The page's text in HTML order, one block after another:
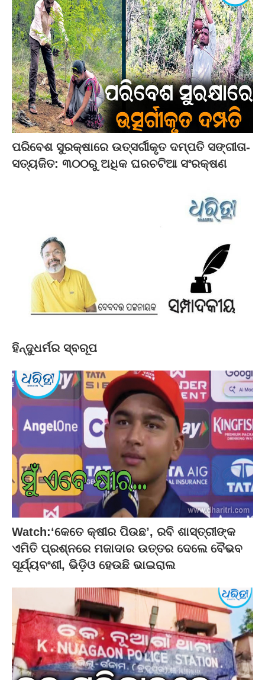
ପରିବେଶ ସୁରକ୍ଷାରେ ଉତ୍ସର୍ଗୀକୃତ ଦମ୍ପତି ସଙ୍ଗୀତା-
ସତ୍ୟଜିତ: ୩୦୦ରୁ ଅଧିକ ଘରଚଟିଆ ସଂରକ୍ଷଣ
ହିନ୍ଦୁଧର୍ମର ସ୍ବରୂପ
Watch:‘କେତେ କ୍ଷୀର ପିଉଛ’, ରବି ଶାସ୍ତ୍ରୀଙ୍କ
ଏମିତି ପ୍ରଶ୍ନରେ ମଜାଦାର ଉତ୍ତର ଦେଲେ ବୈଭବ
ସୂର୍ଯ୍ୟବଂଶୀ, ଭିଡ଼ିଓ ହେଉଛି ଭାଇରାଲ